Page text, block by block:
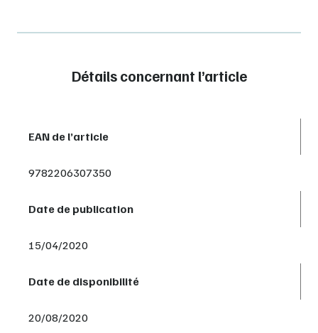
Détails concernant l’article
EAN de l’article
9782206307350
Date de publication
15/04/2020
Date de disponibilité
20/08/2020